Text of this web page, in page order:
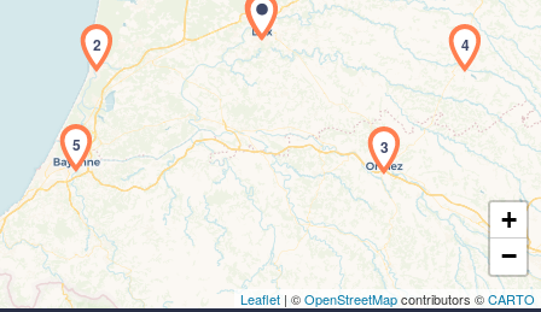
Chargement de la carte en cours...
1
2
3
4
5
+
−
Leaflet | ©OpenStreetMapcontributors ©CARTO